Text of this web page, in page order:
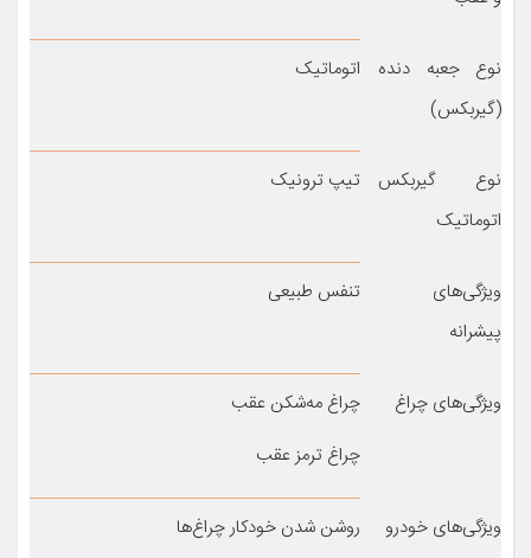
نوع جعبه دنده
(گیربکس)
اتوماتیک
نوع گیربکس
اتوماتیک
تیپ ترونیک
ویژگی‌های
پیشرانه
تنفس طبیعی
ویژگی‌های چراغ
چراغ مه‌شکن عقب
چراغ ترمز عقب
ویژگی‌های خودرو
روشن شدن خودکار چراغ‌ها